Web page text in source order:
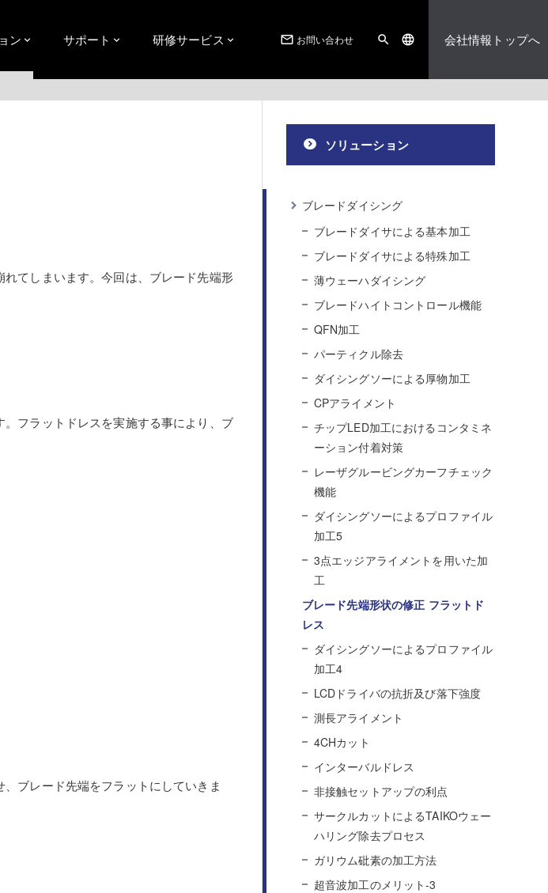
ン サポート 研修サービス mail_outline お問い合わせ search language 会社情報トップへ
てしまいます。今回は、ブレード先端形
フラットドレスを実施する事により、ブ
ブレード先端をフラットにしていきま
ソリューション
ブレードダイシング
ブレードダイサによる基本加工
ブレードダイサによる特殊加工
薄ウェーハダイシング
ブレードハイトコントロール機能
QFN加工
パーティクル除去
ダイシングソーによる厚物加工
CPアライメント
チップLED加工におけるコンタミネ
ーション付着対策
レーザグルービングカーフチェック
機能
ダイシングソーによるプロファイル
加工5
3点エッジアライメントを用いた加
工
ブレード先端形状の修正 フラットド
レス
ダイシングソーによるプロファイル
加工4
LCDドライバの抗折及び落下強度
測長アライメント
4CHカット
インターバルドレス
非接触セットアップの利点
サークルカットによるTAIKOウェー
ハリング除去プロセス
ガリウム砒素の加工方法
超音波加工のメリット-3